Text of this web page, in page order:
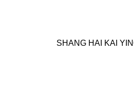
SHANG HAI KAI